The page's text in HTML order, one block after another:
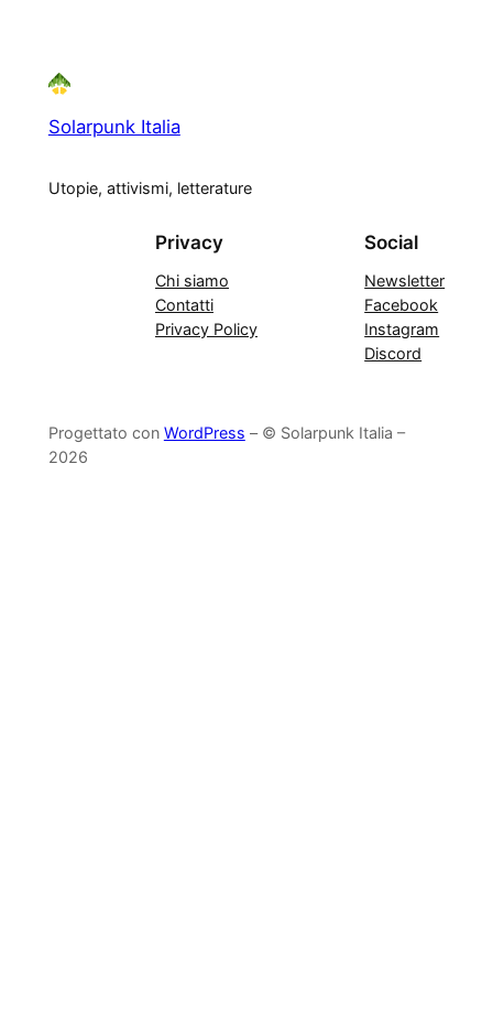
Solarpunk Italia
Utopie, attivismi, letterature
Privacy
Chi siamo
Contatti
Privacy Policy
Social
Newsletter
Facebook
Instagram
Discord
Progettato con WordPress – © Solarpunk Italia –
2026